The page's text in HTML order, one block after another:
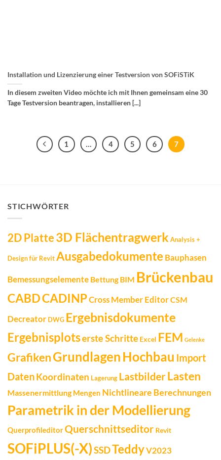
Installation und Lizenzierung einer Testversion von SOFiSTiK
In diesem zweiten Video möchte ich mit Ihnen gemeinsam eine 30
Tage Testversion beantragen, installieren [...]
1 … 4 5 6 7
STICHWÖRTER
2D Platte3D Flächentragwerk Analysis +
Design für RevitAusgabedokumente Bauphasen
Bemessungselemente Bettung BIM Brückenbau
CABDCADINPCross Member EditorCSM
Decreator DWG Ergebnisdokumente
Ergebnisplotserste Schritte Excel FEM Gelenke
GrafikenGrundlagenHochbau Import
DatenKoordinaten Lagerung LastbilderLasten
Massenermittlung Mengen Nichtlineare Berechnungen
Parametrik in der Modellierung
QuerprofileditorQuerschnittseditor Revit
SOFiPLUS(-X)SSDTeddyV2023